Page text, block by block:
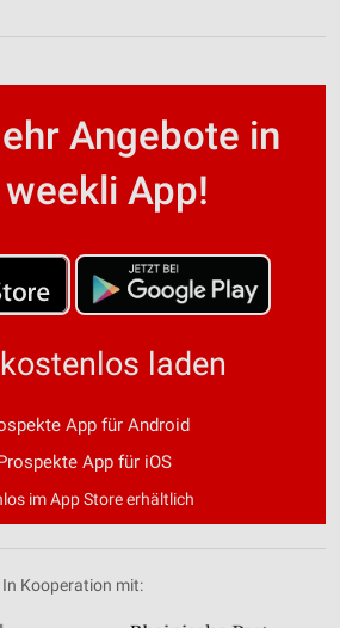
Angebote in
App!
laden
App für Android
App für iOS
im App Store erhältlich
In Kooperation mit: